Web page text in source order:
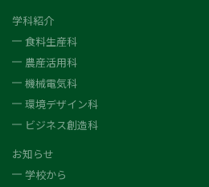
学科紹介
食料生産科
農産活用科
機械電気科
環境デザイン科
ビジネス創造科
お知らせ
学校から